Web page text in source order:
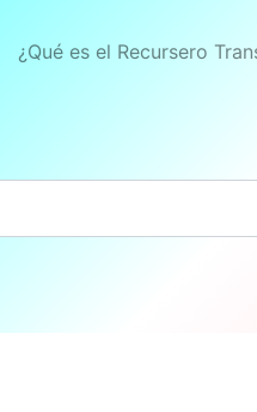
¿Qué es el Recursero